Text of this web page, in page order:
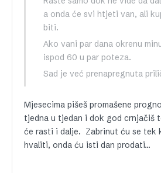
a onda će svi htjeti van, ali
biti.
Ako vani par dana okrenu
ispod 60 u par poteza.
Sad je već prenapregnuta
Mjesecima pišeš promašene
tjedna u tjedan i dok god crnjačiš
će rasti i dalje. Zabrinut ću se tek
hvaliti, onda ću isti dan prodati…